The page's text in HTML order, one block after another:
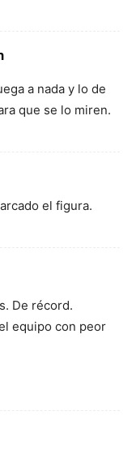
a nada y lo de
que se lo miren.
el figura.
De récord.
equipo con peor